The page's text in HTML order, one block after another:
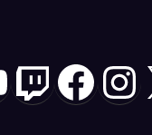
Twitch